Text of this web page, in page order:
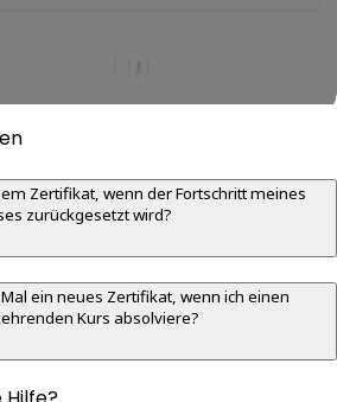
Zertifikat, wenn der Fortschritt meines
zurückgesetzt wird?
ein neues Zertifikat, wenn ich einen
Kurs absolviere?